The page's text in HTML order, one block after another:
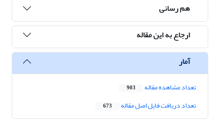
هم رسانی
ارجاع به این مقاله
آمار
تعداد مشاهده مقاله 903
تعداد دریافت فایل اصل مقاله 673